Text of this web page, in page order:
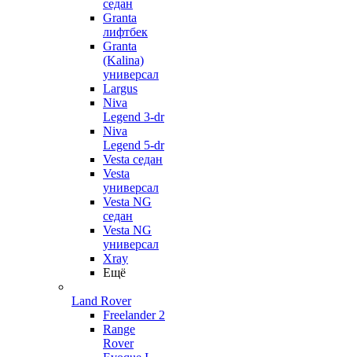
седан
Granta
лифтбек
Granta
(Kalina)
универсал
Largus
Niva
Legend 3-dr
Niva
Legend 5-dr
Vesta седан
Vesta
универсал
Vesta NG
седан
Vesta NG
универсал
Xray
Ещё
Land Rover
Freelander 2
Range
Rover